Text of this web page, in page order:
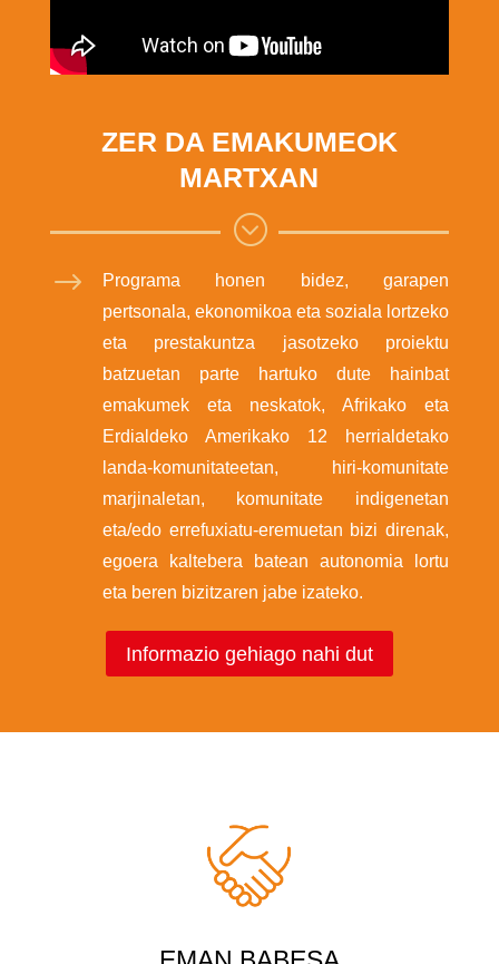
ZER DA EMAKUMEOK
MARTXAN
;
$
Programa honen bidez, garapen
pertsonala, ekonomikoa eta soziala lortzeko
eta prestakuntza jasotzeko proiektu
batzuetan parte hartuko dute hainbat
emakumek eta neskatok, Afrikako eta
Erdialdeko Amerikako 12 herrialdetako
landa-komunitateetan, hiri-komunitate
marjinaletan, komunitate indigenetan
eta/edo errefuxiatu-eremuetan bizi direnak,
egoera kaltebera batean autonomia lortu
eta beren bizitzaren jabe izateko.
Informazio gehiago nahi dut